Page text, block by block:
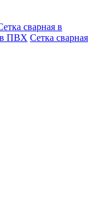
сварная в
в ПВХ Сетка сварная